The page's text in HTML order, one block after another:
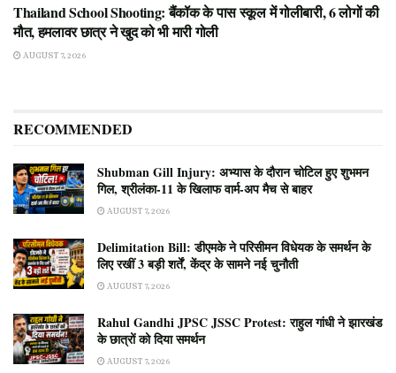
Thailand School Shooting: बैंकॉक के पास स्कूल में गोलीबारी, 6 लोगों की
मौत, हमलावर छात्र ने खुद को भी मारी गोली
AUGUST 7, 2026
RECOMMENDED
Shubman Gill Injury: अभ्यास के दौरान चोटिल हुए शुभमन
गिल, श्रीलंका-11 के खिलाफ वार्म-अप मैच से बाहर
AUGUST 7, 2026
Delimitation Bill: डीएमके ने परिसीमन विधेयक के समर्थन के
लिए रखीं 3 बड़ी शर्तें, केंद्र के सामने नई चुनौती
AUGUST 7, 2026
Rahul Gandhi JPSC JSSC Protest: राहुल गांधी ने झारखंड
के छात्रों को दिया समर्थन
AUGUST 7, 2026